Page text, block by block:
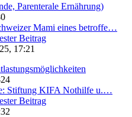
Parenterale Ernährung)
Mami eines betroffe…
Beitrag
17:21
Stiftung KIFA Nothilfe u.…
Beitrag